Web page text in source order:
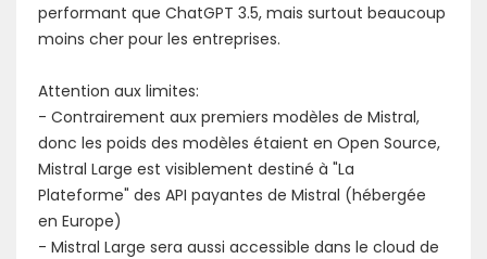
performant que ChatGPT 3.5, mais surtout beaucoup
moins cher pour les entreprises.
Attention aux limites:
- Contrairement aux premiers modèles de Mistral,
donc les poids des modèles étaient en Open Source,
Mistral Large est visiblement destiné à "La
Plateforme" des API payantes de Mistral (hébergée
en Europe)
- Mistral Large sera aussi accessible dans le cloud de